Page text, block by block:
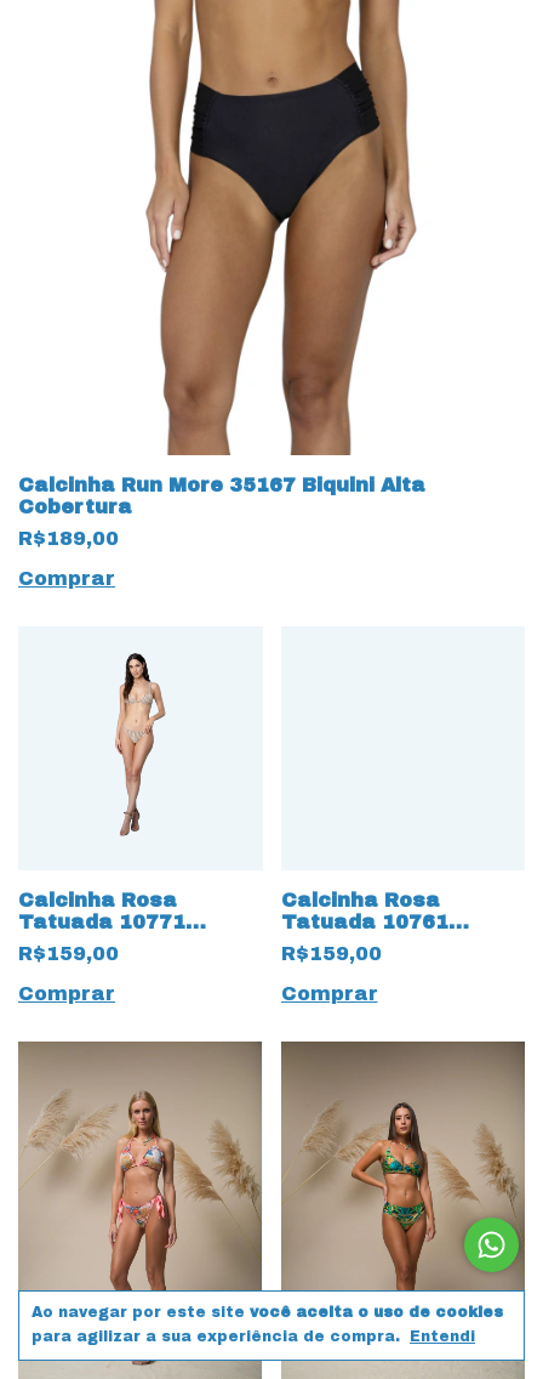
Ao navegar por este site você aceita o uso de cookies
para agilizar a sua experiência de compra.
Entendi
Calcinha Run More 35167 Biquini Alta
Cobertura
R$189,00
Comprar
Calcinha Rosa
Tatuada 10771
Crochet Amarração
Lateral Bege
R$159,00
Comprar
Calcinha Rosa
Tatuada 10761
Estampado Trilobal
Reversível Bege
R$159,00
Comprar